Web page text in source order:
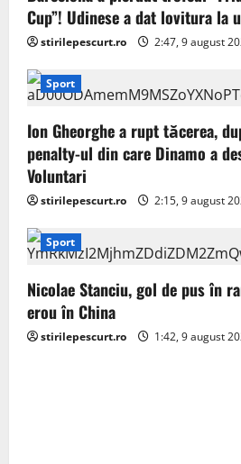
a
t
i
o
n
Cup”! Udinese a dat lovitura la
stirilepescurt.ro 2:47, 9 august
Sport
Ion Gheorghe a rupt tăcerea,
penalty-ul din care Dinamo a
Voluntari
stirilepescurt.ro 2:15, 9 august
Sport
Nicolae Stanciu, gol de pus în
erou în China
stirilepescurt.ro 1:42, 9 august